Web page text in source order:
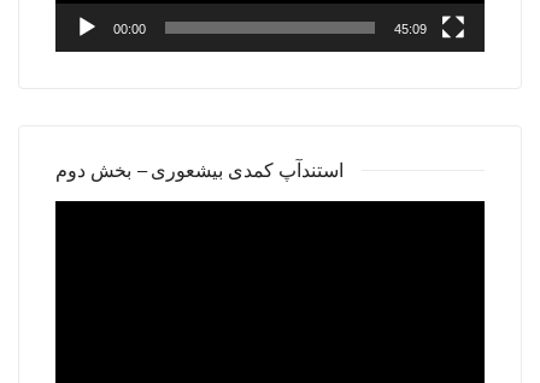
00:00 45:09
استندآپ کمدی بیشعوری – بخش دوم